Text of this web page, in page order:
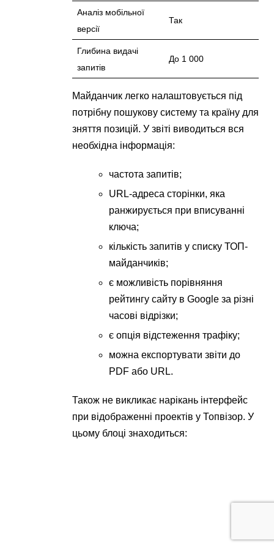
Аналіз мобільної
версії
Так
Глибина видачі
запитів
До 1 000
Майданчик легко налаштовується під
потрібну пошукову систему та країну для
зняття позицій. У звіті виводиться вся
необхідна інформація:
частота запитів;
URL-адреса сторінки, яка
ранжирується при вписуванні
ключа;
кількість запитів у списку ТОП-
майданчиків;
є можливість порівняння
рейтингу сайту в Google за різні
часові відрізки;
є опція відстеження трафіку;
можна експортувати звіти до
PDF або URL.
Також не викликає нарікань інтерфейс
при відображенні проектів у Топвізор. У
цьому блоці знаходиться: